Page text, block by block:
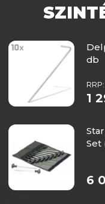
db
RRP:
1
Set
6